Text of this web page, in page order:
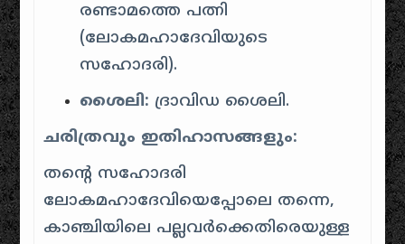
രണ്ടാമത്തെ പത്നി
(ലോകമഹാദേവിയുടെ
സഹോദരി).
ശൈലി: ദ്രാവിഡ ശൈലി.
ചരിത്രവും ഇതിഹാസങ്ങളും:
തന്റെ സഹോദരി
ലോകമഹാദേവിയെപ്പോലെ തന്നെ,
കാഞ്ചിയിലെ പല്ലവർക്കെതിരെയുള്ള